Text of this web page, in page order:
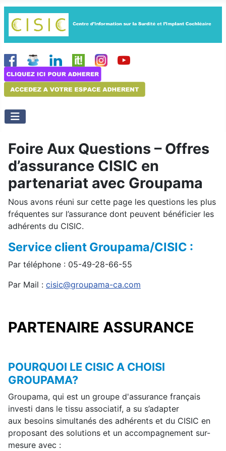
Foire Aux Questions – Offres
d’assurance CISIC en
partenariat avec Groupama
Nous avons réuni sur cette page les questions les plus
fréquentes sur l’assurance dont peuvent bénéficier les
adhérents du CISIC.
Service client Groupama/CISIC :
Par téléphone : 05-49-28-66-55
Par Mail : cisic@groupama-ca.com
PARTENAIRE ASSURANCE
POURQUOI LE CISIC A CHOISI
GROUPAMA?
Groupama, qui est un groupe d'assurance français
investi dans le tissu associatif, a su s’adapter
aux besoins simultanés des adhérents et du CISIC en
proposant des solutions et un accompagnement sur-
mesure avec :